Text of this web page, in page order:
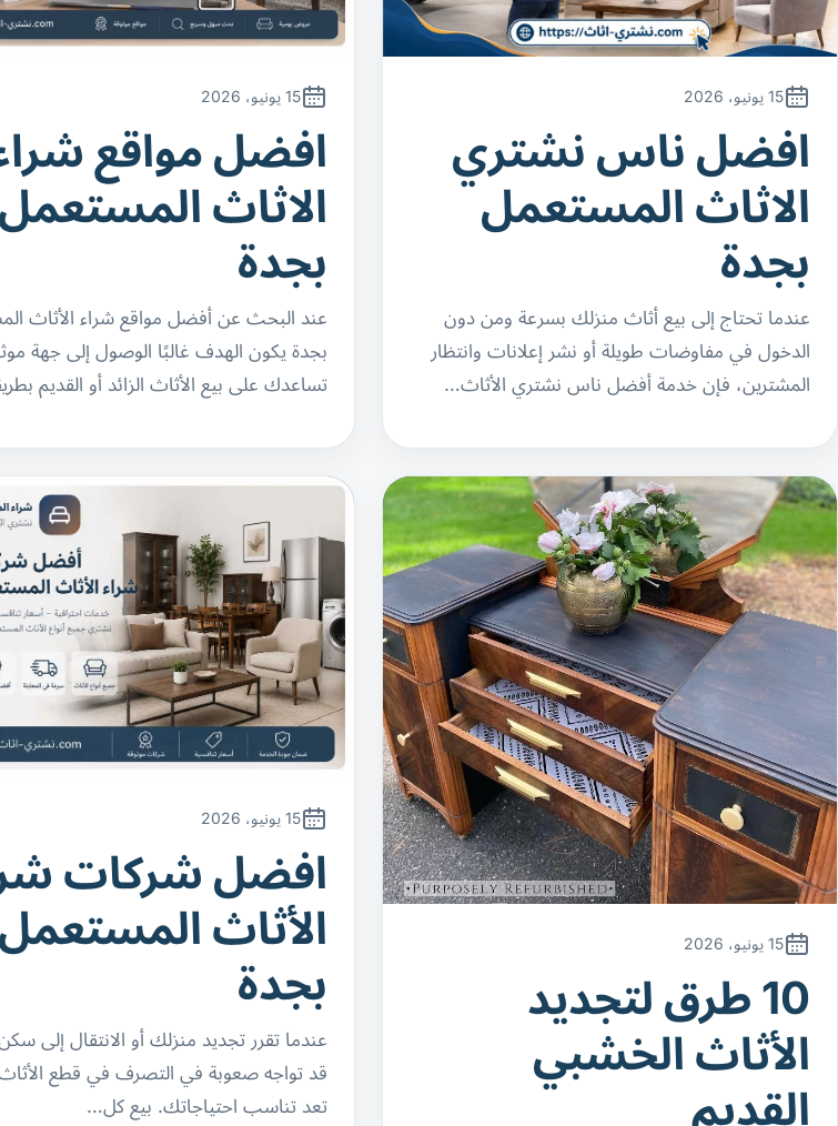
15 يونيو، 2026
افضل ناس نشتري
الاثاث المستعمل
بجدة
عندما تحتاج إلى بيع أثاث منزلك بسرعة ومن دون
الدخول في مفاوضات طويلة أو نشر إعلانات وانتظار
المشترين، فإن خدمة أفضل ناس نشتري الأثاث…
15 يونيو، 2026
افضل مواقع
الاثاث المستعمل
بجدة
عند البحث عن أفضل مواقع شراء الأثاث
بجدة يكون الهدف غالبًا الوصول إلى جهة
تساعدك على بيع الأثاث الزائد أو القديم
15 يونيو، 2026
10 طرق لتجديد
الأثاث الخشبي
القديم
15 يونيو، 2026
افضل شركات
الأثاث المستعمل
بجدة
عندما تقرر تجديد منزلك أو الانتقال إلى
قد تواجه صعوبة في التصرف في قطع الأثاث
تعد تناسب احتياجاتك. بيع كل…